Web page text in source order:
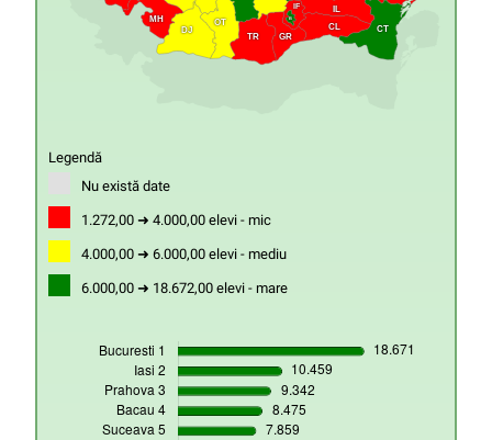
IF
CT
GR
DJ
MH
OT
TR
B
CL
IL
Legendă
Nu există date
1.272,00 ➜ 4.000,00 elevi - mic
4.000,00 ➜ 6.000,00 elevi - mediu
6.000,00 ➜ 18.672,00 elevi - mare